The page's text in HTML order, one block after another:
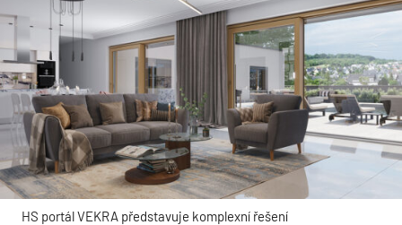
HS portál VEKRA představuje komplexní řešení